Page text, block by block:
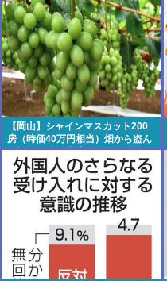
【岡山】シャインマスカット200
房（時価40万円相当）畑から盗ん
だ疑いで男を逮捕 ネットで販売